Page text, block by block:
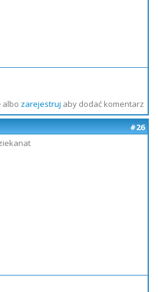
albo zarejestruj aby dodać komentarz
#26